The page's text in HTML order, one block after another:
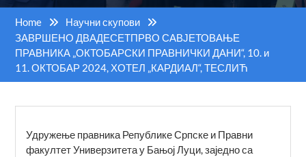
Home
Научни скупови
ЗАВРШЕНО ДВАДЕСЕТПРВО САВЈЕТОВАЊЕ
ПРАВНИКА „ОКТОБАРСКИ ПРАВНИЧКИ ДАНИ“, 10. и
11. ОКТОБАР 2024, ХОТЕЛ „КАРДИАЛ“, ТЕСЛИЋ
Удружење правника Републике Српске и Правни
факултет Универзитета у Бањој Луци, заједно са